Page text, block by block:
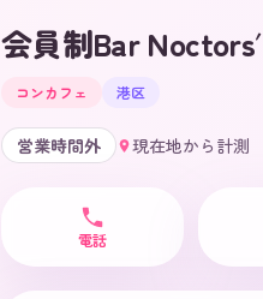
会員制Bar Noctors′
コンカフェ 港区
営業時間外 現在地から計測
電話